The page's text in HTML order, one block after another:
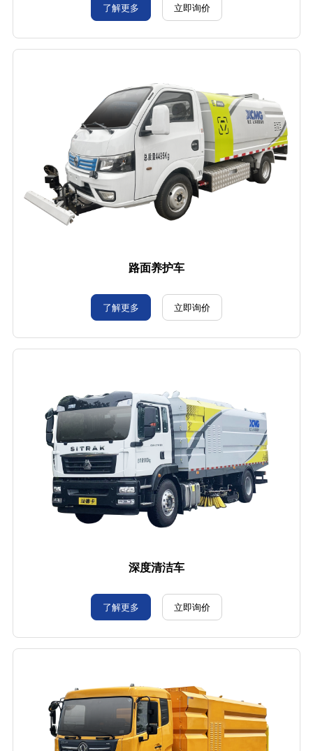
了解更多 立即询价
路面养护车
了解更多 立即询价
深度清洁车
了解更多 立即询价